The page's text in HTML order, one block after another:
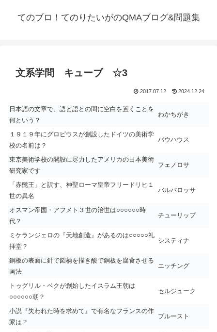
てのブロ！てのりたいがのQMAブログ&問題集
文系学問 キューブ ☆3
2017.07.12 2024.12.24
日本語の文章で、語と語との間に空白を置くことを
何という？
わかちがき
１９１９年にグロピウスが創設したドイツの美術学
校の名前は？
バウハウス
東京美術学校の開設に尽力したアメリカの日本美術
研究家です
フェノロサ
「赤髭王」と訳す、神聖ローマ皇帝フリードリヒ１
世の異名
バルバロッサ
オスマン帝国・アフメト３世の治世は○○○○○○時
代？
チューリップ
ミケランジェロの『天地創造』があるのは○○○○○礼
拝堂？
システィナ
銅板の表面に針で図柄を描き酸で銅板を腐食させる
画法
エッチング
トゥグリル・ベクが創始したイスラム王朝は
○○○○○○朝？
セルジューク
小説『失われた時を求めて』で有名なフランスの作
家は？
プルースト